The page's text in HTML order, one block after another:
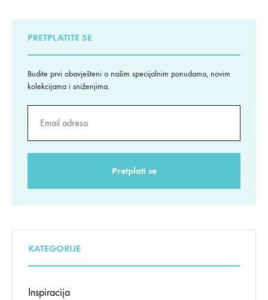
PRETPLATITE SE
Budite prvi obavješteni o našim specijalnim ponudama, novim
kolekcijama i sniženjima.
KATEGORIJE
Inspiracija